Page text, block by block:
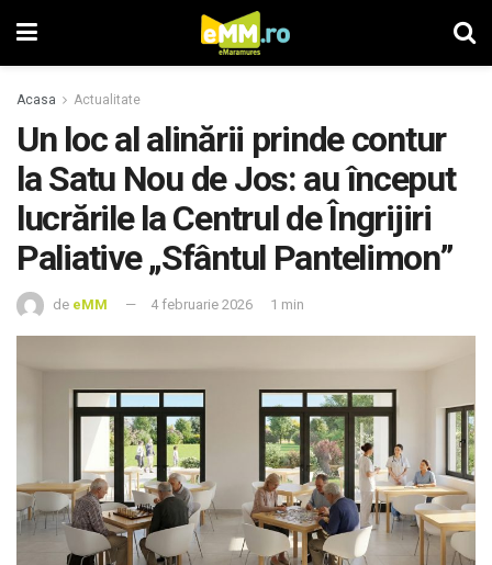
Acasa Actualitate
Un loc al alinării prinde contur
la Satu Nou de Jos: au început
lucrările la Centrul de Îngrijiri
Paliative „Sfântul Pantelimon”
de eMM 4 februarie 2026 1 min